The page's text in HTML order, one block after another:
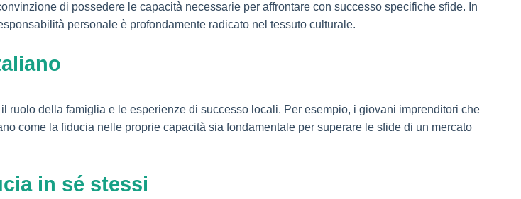
di possedere le capacità necessarie per affrontare con successo specifiche sfide. In
personale è profondamente radicato nel tessuto culturale.
ruolo della famiglia e le esperienze di successo locali. Per esempio, i giovani imprenditori che
come la fiducia nelle proprie capacità sia fondamentale per superare le sfide di un mercato
in sé stessi